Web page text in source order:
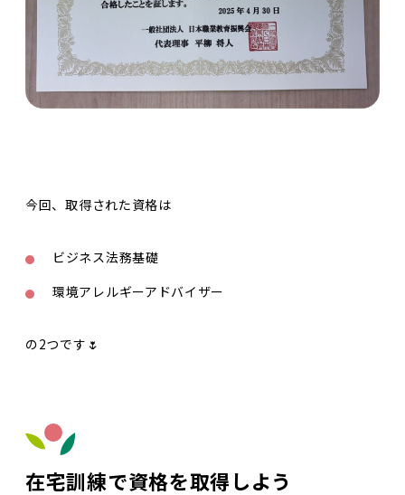
今回、取得された資格は
ビジネス法務基礎
環境アレルギーアドバイザー
の2つです🌷
在宅訓練で資格を取得しよう